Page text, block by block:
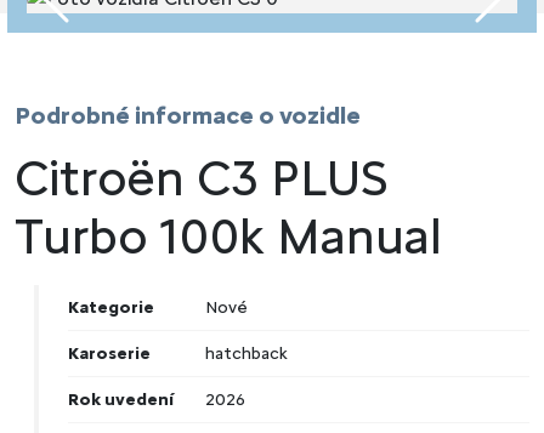
Předchozí
Podrobné informace o vozidle
Citroën C3 PLUS
Turbo 100k Manual
Kategorie Nové
Karoserie hatchback
Rok uvedení 2026